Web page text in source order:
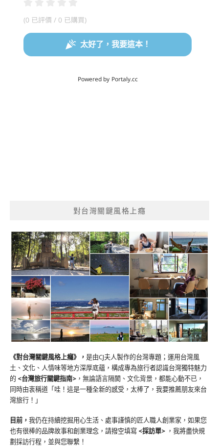
對台灣關鍵風格上癮
《對台灣關鍵風格上癮》 ， 是由CJ夫人製作的台灣專題；運用台灣風
土、文化、人情味等地方深厚底蘊，構成專為旅行者認識台灣獨特魅力
的 <台灣旅行關鍵指南> ，無論語言隔閡、文化背景，都能心動不已，
同時由衷稱道「哇！這是一種全新的感受，太棒了，我要推薦朋友來台
灣旅行！」
目前， 我仍在持續挖掘用心生活、處事謹慎的匠人職人創業家，如果您
也有很棒的品牌故事和創業理念，請撥空填寫 <採訪單> ，我將盡快規
劃採訪行程，並與您聯繫！